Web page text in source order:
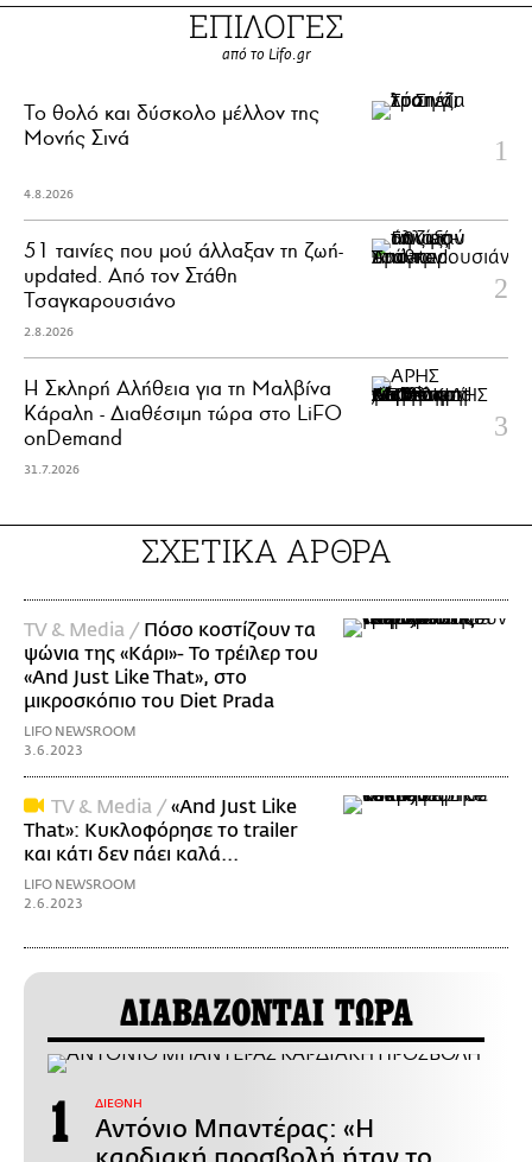
ΕΠΙΛΟΓΕΣ
από το Lifo.gr
Το θολό και δύσκολο μέλλον της
Μονής Σινά
4.8.2026
51 ταινίες που μού άλλαξαν τη ζωή-
updated. Aπό τον Στάθη
Τσαγκαρουσιάνο
2.8.2026
Η Σκληρή Αλήθεια για τη Μαλβίνα
Κάραλη - Διαθέσιμη τώρα στo LiFO
onDemand
31.7.2026
ΣΧΕΤΙΚΑ ΑΡΘΡΑ
TV & Media / Πόσο κοστίζουν τα
ψώνια της «Κάρι»- Το τρέιλερ του
«And Just Like That», στο
μικροσκόπιο του Diet Prada
LIFO NEWSROOM
3.6.2023
TV & Media /«And Just Like
That»: Κυκλοφόρησε το trailer
και κάτι δεν πάει καλά...
LIFO NEWSROOM
2.6.2023
ΔΙΑΒΑΖΟΝΤΑΙ ΤΩΡΑ
ΔΙΕΘΝΗ
Αντόνιο Μπαντέρας: «Η